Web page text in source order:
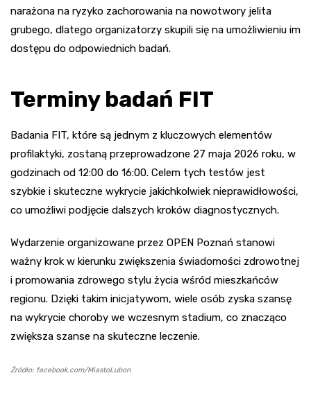
narażona na ryzyko zachorowania na nowotwory jelita
grubego, dlatego organizatorzy skupili się na umożliwieniu im
dostępu do odpowiednich badań.
Terminy badań FIT
Badania FIT, które są jednym z kluczowych elementów
profilaktyki, zostaną przeprowadzone 27 maja 2026 roku, w
godzinach od 12:00 do 16:00. Celem tych testów jest
szybkie i skuteczne wykrycie jakichkolwiek nieprawidłowości,
co umożliwi podjęcie dalszych kroków diagnostycznych.
Wydarzenie organizowane przez OPEN Poznań stanowi
ważny krok w kierunku zwiększenia świadomości zdrowotnej
i promowania zdrowego stylu życia wśród mieszkańców
regionu. Dzięki takim inicjatywom, wiele osób zyska szansę
na wykrycie choroby we wczesnym stadium, co znacząco
zwiększa szanse na skuteczne leczenie.
Źródło: facebook.com/MiastoLubon